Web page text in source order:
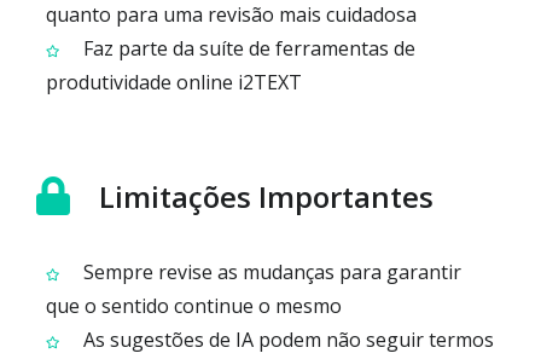
quanto para uma revisão mais cuidadosa
Faz parte da suíte de ferramentas de
produtividade online i2TEXT
Limitações Importantes
Sempre revise as mudanças para garantir
que o sentido continue o mesmo
As sugestões de IA podem não seguir termos